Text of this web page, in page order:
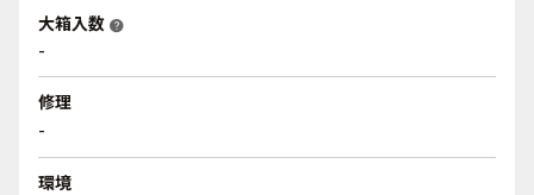
大箱入数 help
-
修理
-
環境